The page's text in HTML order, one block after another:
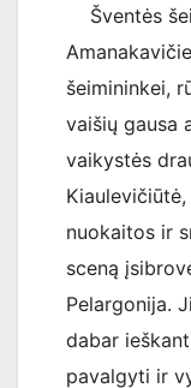
Šventės
šeimininkei,
vaišių gausa
vaikystės
nuokaitos ir
sceną
Pelargonija.
dabar
pavalgyti ir